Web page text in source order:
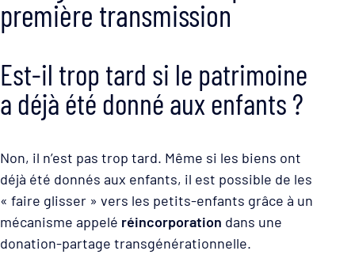
première transmission
Est-il trop tard si le patrimoine
a déjà été donné aux enfants ?
Non, il n’est pas trop tard. Même si les biens ont
déjà été donnés aux enfants, il est possible de les
« faire glisser » vers les petits-enfants grâce à un
mécanisme appelé réincorporation dans une
donation-partage transgénérationnelle.